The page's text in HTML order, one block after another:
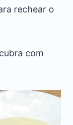
rechear o
com